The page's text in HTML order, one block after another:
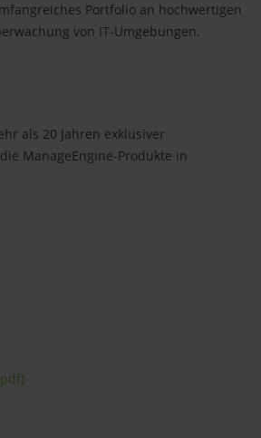
Portfolio an hochwertigen
von IT-Umgebungen.
als 20 Jahren exklusiver
ManageEngine-Produkte in